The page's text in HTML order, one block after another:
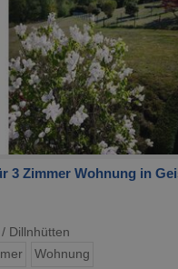
3 Zimmer Wohnung in
Dillnhütten
Wohnung